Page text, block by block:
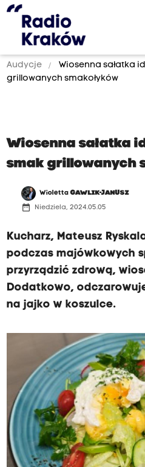
Audycje
Wiosenna sałatka
grillowanych smakołyków
Wiosenna sałatka
smak grillowanych
WiolettaGAWLIK-JANUSZ
date_range Niedziela, 2024.05.05
Kucharz, Mateusz
podczas majówkowych
przyrządzić zdrową,
Dodatkowo,
na jajko w koszulce.